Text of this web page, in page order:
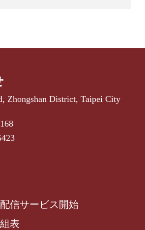
Zhongshan District, Taipei City
信サービス開始
表